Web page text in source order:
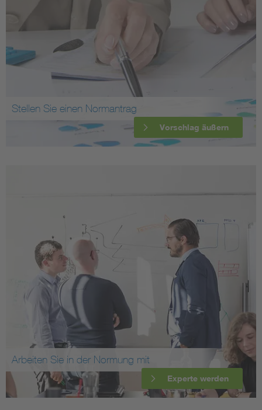
Stellen Sie einen Normantrag
Vorschlag äußern
Arbeiten Sie in der Normung mit
Experte werden